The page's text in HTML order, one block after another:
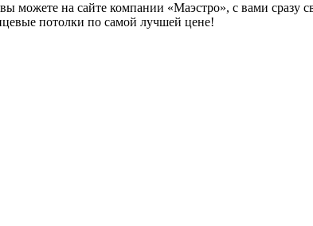
можете на сайте компании «Маэстро», с вами
потолки по самой лучшей цене!